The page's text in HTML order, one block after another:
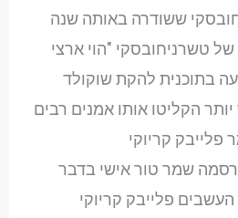
ששודרה באותה שנה
טשרניחובסקי "הוי ארצי
בתוכנית להקת שוקולד
הקליטו אותו אמנים רבים
פלייבק קריוקי
1977–1979 פרסמה שמר טור אישי בדבר
פלייבק קריוקי